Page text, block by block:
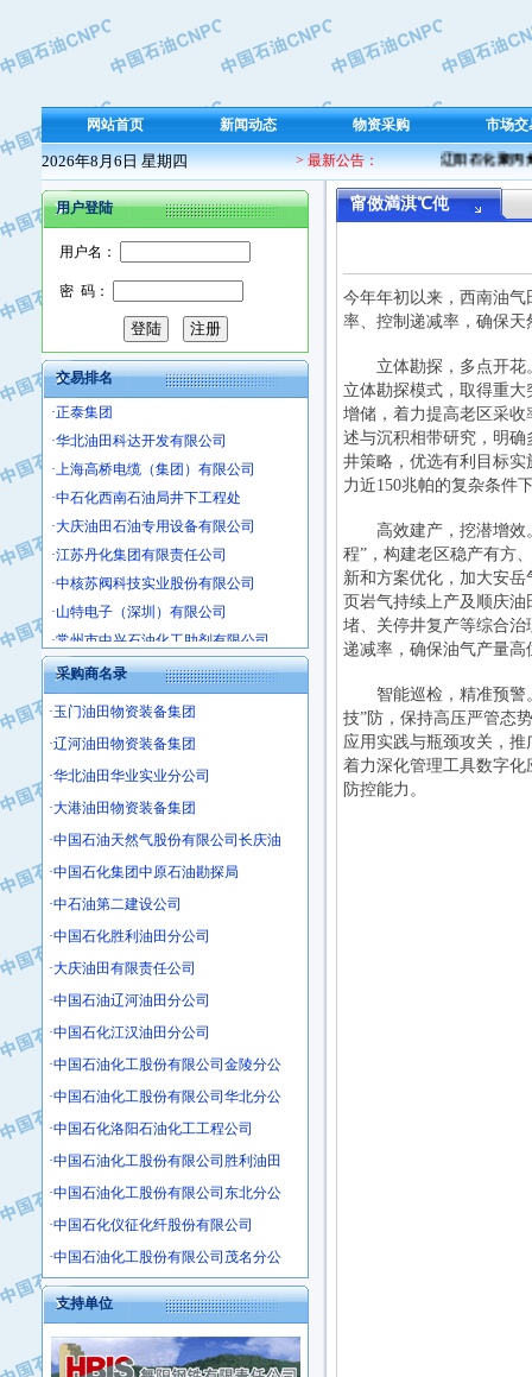
网站首页 新闻动态 物资采购 市场交
2026年8月6日 星期四 > 最新公告： 辽阳石化聚丙烯
用户登陆
用户名：
密 码：
交易排名
·保定北奥石油物探特种车辆制造有限
·盘锦辽河油田天意石油装备有限公司
·沧州市电气控制设备厂
·中船重工中南装备有限责任公司
·南石力天传动件有限公司
·浙江瑞普环境技术有限公司
·华北石油新大禹环保设备有限公司
·河北翼凌机械制造总厂
·萍乡市庞泰化工填料有限公司
·上海宝钢商贸有限公司
·辽河石油勘探局总机械厂
·正泰集团
·华北油田科达开发有限公司
·上海高桥电缆（集团）有限公司
·中石化西南石油局井下工程处
·大庆油田石油专用设备有限公司
·江苏丹化集团有限责任公司
·中核苏阀科技实业股份有限公司
·山特电子（深圳）有限公司
·常州市中兴石油化工助剂有限公司
·姜堰市三联助剂有限公司
·四川中光高技术研究所有限责任公司
·江苏天安防雷工程有限责任公司
·山东东营胜利工业园区
·自贡五洲防腐安装有限公司
·成都长江水处理设备有限公司
·中核苏阀科技实业股份有限公司
·济南柴油机股份有限公司
·上海科瑞曼士德电源系统集成有限公
·东方合金铸造厂
·保定北奥石油物探特种车辆制造有限
·盘锦辽河油田天意石油装备有限公司
·中国石油天然气管道局穿越公司
·南石力天传动件有限公司
·浙江瑞普环境技术有限公司
·华北石油新大禹环保设备有限公司
·河北翼凌机械制造总厂
·萍乡市庞泰化工填料有限公司
·实华(天津)国际贸易有限公司
·上海宝钢商贸有限公司
·辽河石油勘探局总机械厂
·正泰集团
采购商名录
·玉门油田物资装备集团
·辽河油田物资装备集团
·华北油田华业实业分公司
·大港油田物资装备集团
·中国石油天然气股份有限公司长庆油
·中国石化集团中原石油勘探局
·中石油第二建设公司
·中国石化胜利油田分公司
·大庆油田有限责任公司
·中国石油辽河油田分公司
·中国石化江汉油田分公司
·中国石油化工股份有限公司金陵分公
·中国石油化工股份有限公司华北分公
·中国石化洛阳石油化工工程公司
·中国石油化工股份有限公司胜利油田
·中国石油化工股份有限公司东北分公
·中国石化仪征化纤股份有限公司
·中国石油化工股份有限公司茂名分公
支持单位
甯傚満淇℃伅
今年年初以来，西南油气
率、控制递减率，确保
立体勘探，多点开花。
立体勘探模式，取得重
增储，着力提高老区采
述与沉积相带研究，明确
井策略，优选有利目标实
力近150兆帕的复杂条件
高效建产，挖潜增效。
程”，构建老区稳产有方
新和方案优化，加大安
页岩气持续上产及顺庆
堵、关停井复产等综合
递减率，确保油气产量高
智能巡检，精准预警。
技”防，保持高压严管态
应用实践与瓶颈攻关，
着力深化管理工具数字化
防控能力。